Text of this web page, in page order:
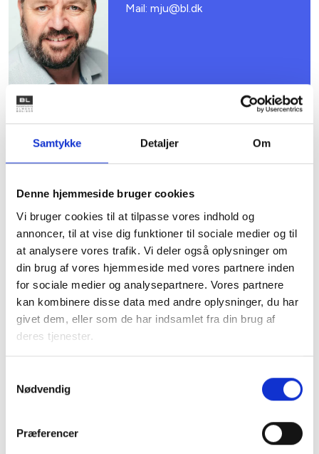
Samtykke Detaljer Om
Denne hjemmeside bruger cookies
Vi bruger cookies til at tilpasse vores indhold og
annoncer, til at vise dig funktioner til sociale medier og til
at analysere vores trafik. Vi deler også oplysninger om
din brug af vores hjemmeside med vores partnere inden
for sociale medier og analysepartnere. Vores partnere
kan kombinere disse data med andre oplysninger, du har
givet dem, eller som de har indsamlet fra din brug af
deres tjenester.
Nødvendig
Præferencer
Mail: mju@bl.dk
Relateret indhold Viden
HØRINGSSVAR
Høring over ændring af bekendtgørelse om
grundlæggende kontraktmæssige
rettigheder på varme- og køleområdet
30. marts 2026
HØRINGSSVAR
Høring om Kommissionens forslag om en
borgerenergipakke
HØRINGSSVAR
Høring om ændring af social pension mv. -